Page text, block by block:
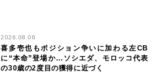
2026.08.06
喜多壱也もポジション争いに加わる左CB
に“本命”登場か…ソシエダ、モロッコ代表
の30歳の2度目の獲得に近づく